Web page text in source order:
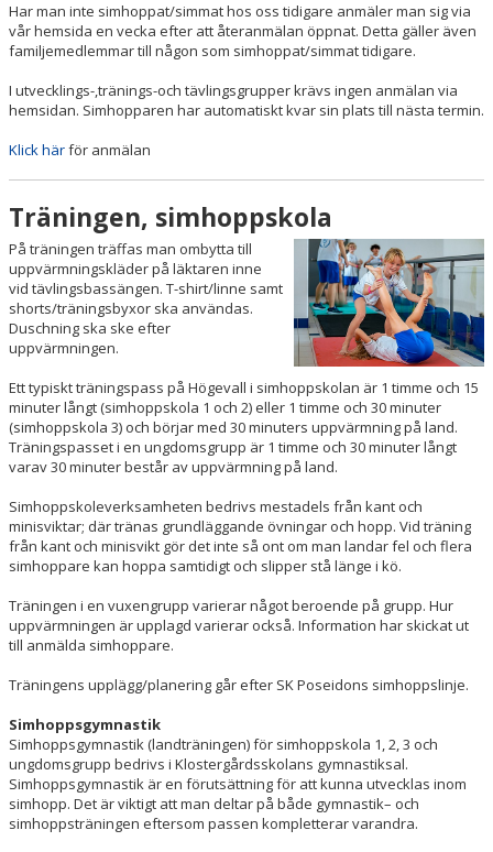
Har man inte simhoppat/simmat hos oss tidigare anmäler man sig via
vår hemsida en vecka efter att återanmälan öppnat. Detta gäller även
familjemedlemmar till någon som simhoppat/simmat tidigare.
I utvecklings-,tränings-och tävlingsgrupper krävs ingen anmälan via
hemsidan. Simhopparen har automatiskt kvar sin plats till nästa termin.
Klick härför anmälan
Träningen, simhoppskola
På träningen träffas man ombytta till
uppvärmningskläder på läktaren inne
vid tävlingsbassängen. T-shirt/linne samt
shorts/träningsbyxor ska användas.
Duschning ska ske efter
uppvärmningen.
Ett typiskt träningspass på Högevall i simhoppskolan är 1 timme och 15
minuter långt (simhoppskola 1 och 2) eller 1 timme och 30 minuter
(simhoppskola 3) och börjar med 30 minuters uppvärmning på land.
Träningspasset i en ungdomsgrupp är 1 timme och 30 minuter långt
varav 30 minuter består av uppvärmning på land.
Simhoppskoleverksamheten bedrivs mestadels från kant och
minisviktar; där tränas grundläggande övningar och hopp. Vid träning
från kant och minisvikt gör det inte så ont om man landar fel och flera
simhoppare kan hoppa samtidigt och slipper stå länge i kö.
Träningen i en vuxengrupp varierar något beroende på grupp. Hur
uppvärmningen är upplagd varierar också. Information har skickat ut
till anmälda simhoppare.
Träningens upplägg/planering går efter SK Poseidons simhoppslinje.
Simhoppsgymnastik
Simhoppsgymnastik (landträningen) för simhoppskola 1, 2, 3 och
ungdomsgrupp bedrivs i Klostergårdsskolans gymnastiksal.
Simhoppsgymnastik är en förutsättning för att kunna utvecklas inom
simhopp. Det är viktigt att man deltar på både gymnastik– och
simhoppsträningen eftersom passen kompletterar varandra.